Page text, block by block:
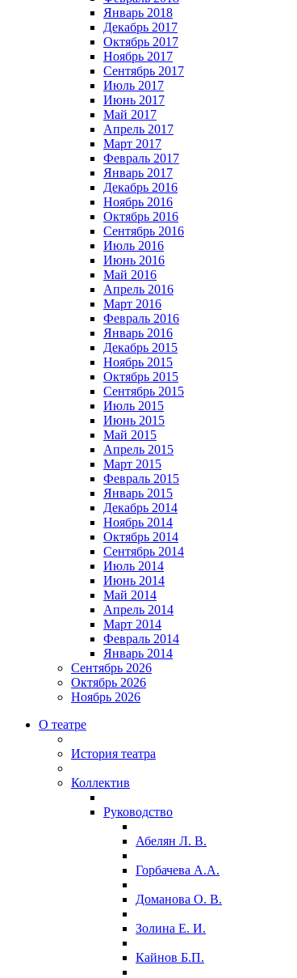
Январь 2018
Декабрь 2017
Октябрь 2017
Ноябрь 2017
Сентябрь 2017
Июль 2017
Июнь 2017
Май 2017
Апрель 2017
Март 2017
Февраль 2017
Январь 2017
Декабрь 2016
Ноябрь 2016
Октябрь 2016
Сентябрь 2016
Июль 2016
Июнь 2016
Май 2016
Апрель 2016
Март 2016
Февраль 2016
Январь 2016
Декабрь 2015
Ноябрь 2015
Октябрь 2015
Сентябрь 2015
Июль 2015
Июнь 2015
Май 2015
Апрель 2015
Март 2015
Февраль 2015
Январь 2015
Декабрь 2014
Ноябрь 2014
Октябрь 2014
Сентябрь 2014
Июль 2014
Июнь 2014
Май 2014
Апрель 2014
Март 2014
Февраль 2014
Январь 2014
Сентябрь 2026
Октябрь 2026
Ноябрь 2026
О театре
История театра
Коллектив
Руководство
Абелян Л. В.
Горбачева А.А.
Доманова О. В.
Золина Е. И.
Кайнов Б.П.